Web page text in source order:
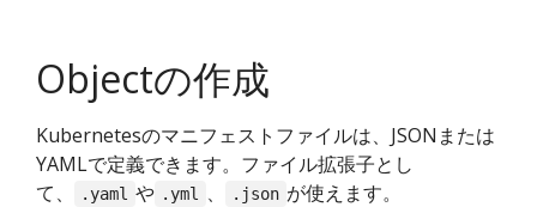
Objectの作成
Kubernetesのマニフェストファイルは、JSONまたは
YAMLで定義できます。ファイル拡張子とし
て、
.yaml や .yml 、 .json が使えます。